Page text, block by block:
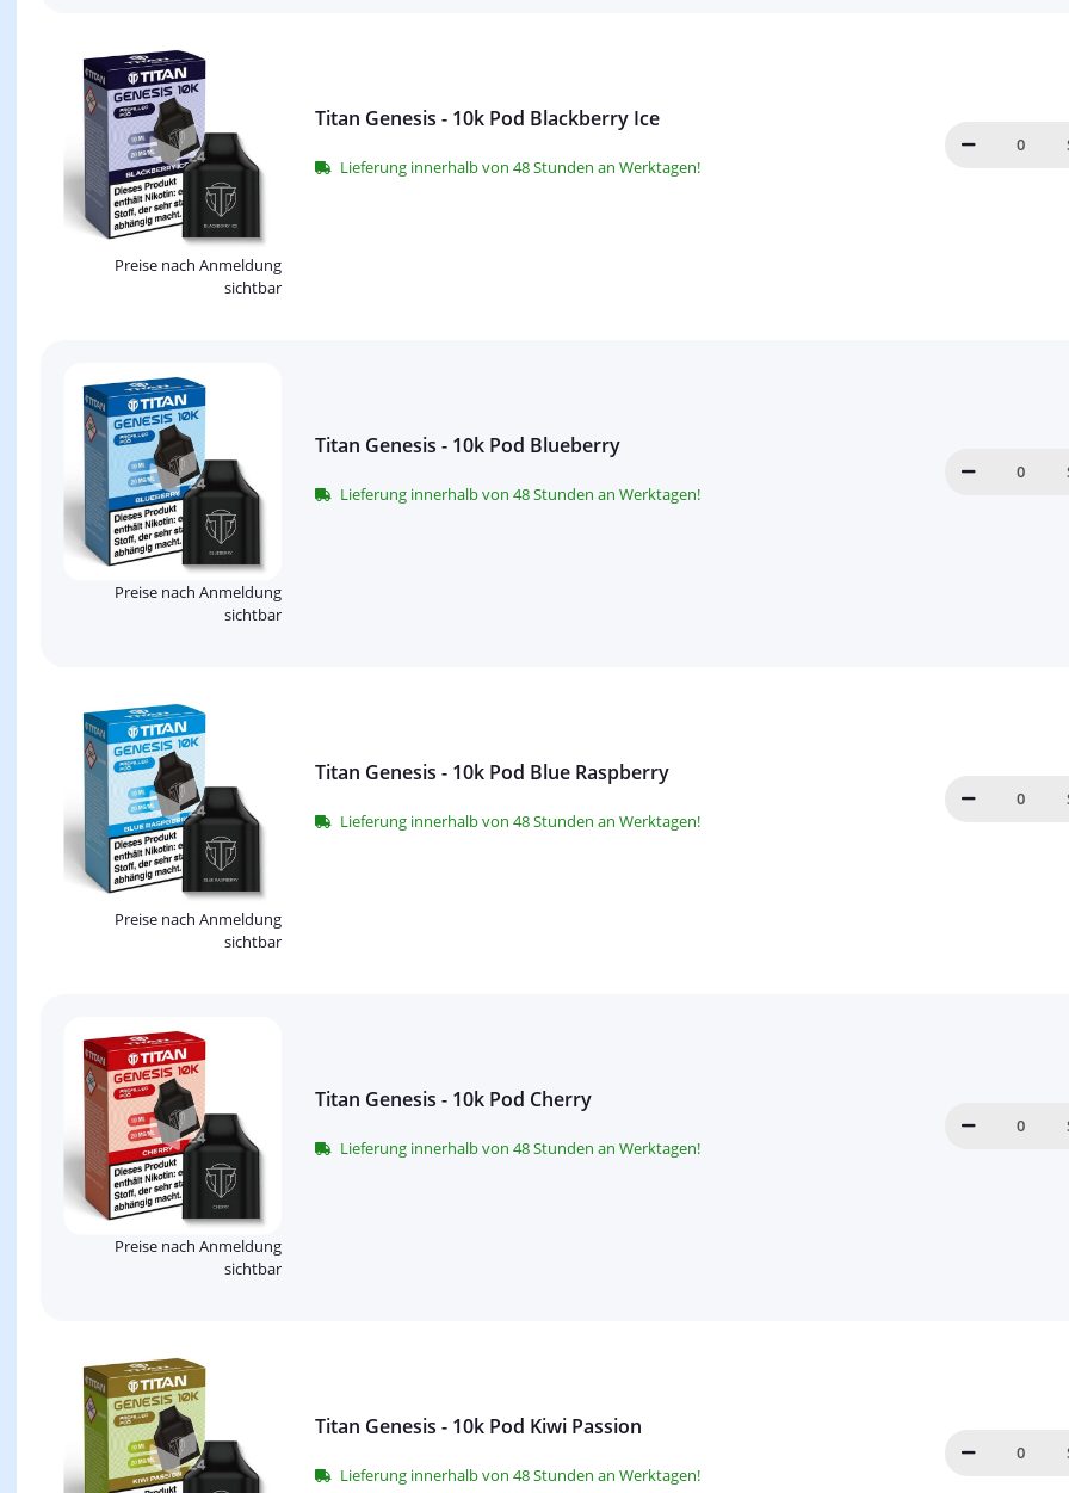
Titan Genesis - 10k Pod Blackberry Ice
Lieferung innerhalb von 48 Stunden an Werktagen!
Preise nach Anmeldung
sichtbar
Titan Genesis - 10k Pod Blueberry
Lieferung innerhalb von 48 Stunden an Werktagen!
Preise nach Anmeldung
sichtbar
Titan Genesis - 10k Pod Blue Raspberry
Lieferung innerhalb von 48 Stunden an Werktagen!
Preise nach Anmeldung
sichtbar
Titan Genesis - 10k Pod Cherry
Lieferung innerhalb von 48 Stunden an Werktagen!
Preise nach Anmeldung
sichtbar
Titan Genesis - 10k Pod Kiwi Passion
Lieferung innerhalb von 48 Stunden an Werktagen!